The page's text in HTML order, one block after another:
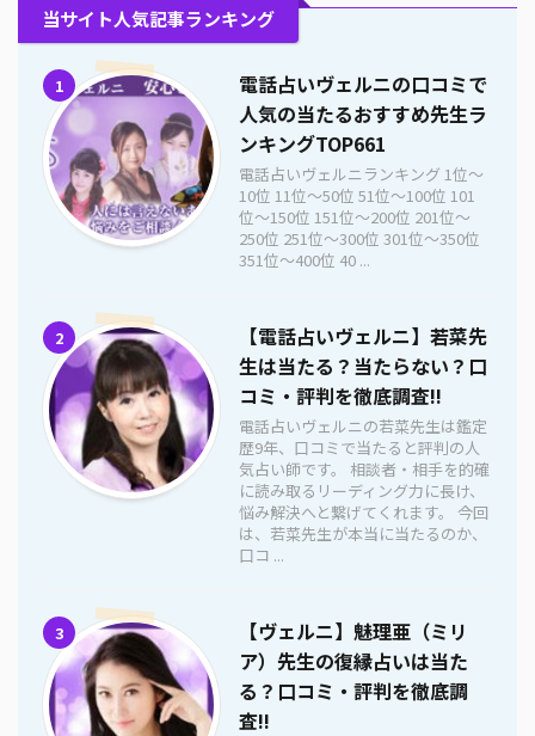
当サイト人気記事ランキング
1
電話占いヴェルニの口コミで
人気の当たるおすすめ先生ラ
ンキングTOP661
電話占いヴェルニランキング 1位〜
10位 11位〜50位 51位〜100位 101
位〜150位 151位〜200位 201位〜
250位 251位〜300位 301位〜350位
351位〜400位 40 ...
2
【電話占いヴェルニ】若菜先
生は当たる？当たらない？口
コミ・評判を徹底調査!!
電話占いヴェルニの若菜先生は鑑定
歴9年、口コミで当たると評判の人
気占い師です。 相談者・相手を的確
に読み取るリーディング力に長け、
悩み解決へと繋げてくれます。 今回
は、若菜先生が本当に当たるのか、
口コ ...
3
【ヴェルニ】魅理亜（ミリ
ア）先生の復縁占いは当た
る？口コミ・評判を徹底調
査!!